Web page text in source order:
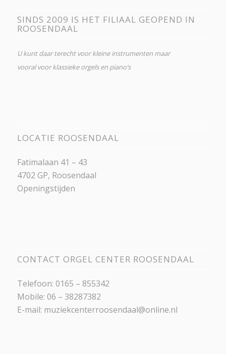
SINDS 2009 IS HET FILIAAL GEOPEND IN
ROOSENDAAL
U kunt daar terecht voor kleine instrumenten maar
vooral voor klassieke orgels en piano’s
LOCATIE ROOSENDAAL
Fatimalaan 41 – 43
4702 GP, Roosendaal
Openingstijden
CONTACT ORGEL CENTER ROOSENDAAL
Telefoon: 0165 – 855342
Mobile: 06 – 38287382
E-mail: muziekcenterroosendaal@online.nl